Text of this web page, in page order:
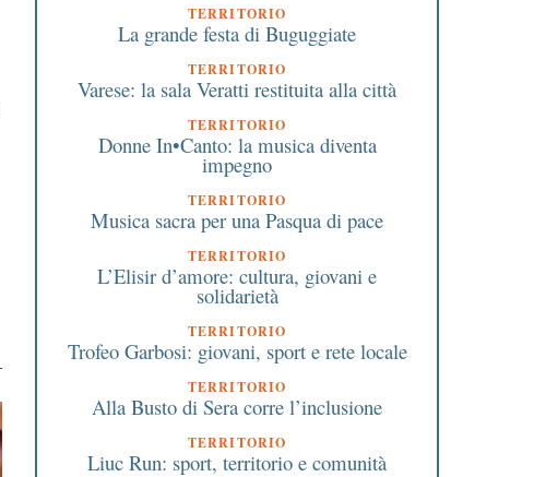
TERRITORIO
La grande festa di Buguggiate
TERRITORIO
Varese: la sala Veratti restituita alla città
TERRITORIO
Donne In•Canto: la musica diventa
impegno
TERRITORIO
Musica sacra per una Pasqua di pace
TERRITORIO
L’Elisir d’amore: cultura, giovani e
solidarietà
TERRITORIO
Trofeo Garbosi: giovani, sport e rete locale
TERRITORIO
Alla Busto di Sera corre l’inclusione
TERRITORIO
Liuc Run: sport, territorio e comunità